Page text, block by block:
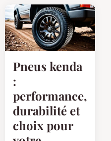
Pneus kenda
:
performance,
durabilité et
choix pour